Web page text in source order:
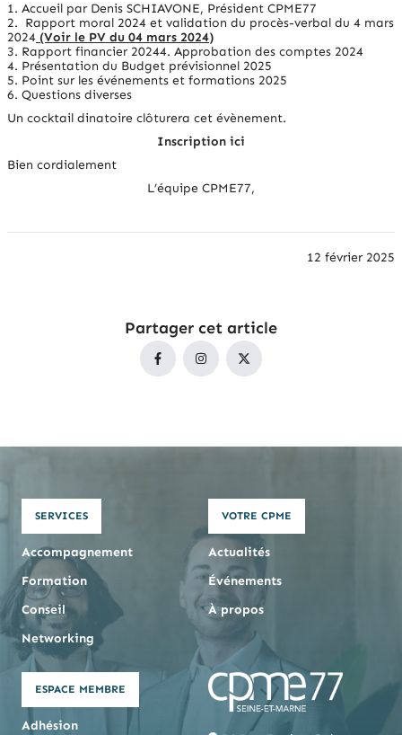
1. Accueil par Denis SCHIAVONE, Président CPME77
2. Rapport moral 2024 et validation du procès-verbal du 4 mars
2024 (Voir le PV du 04 mars 2024)
3. Rapport financier 20244. Approbation des comptes 2024
4. Présentation du Budget prévisionnel 2025
5. Point sur les événements et formations 2025
6. Questions diverses
Un cocktail dinatoire clôturera cet évènement.
Inscription ici
Bien cordialement
L’équipe CPME77,
12 février 2025
Partager cet article
SERVICES
Accompagnement
Formation
Conseil
Networking
VOTRE CPME
Actualités
Événements
À propos
ESPACE MEMBRE
Adhésion